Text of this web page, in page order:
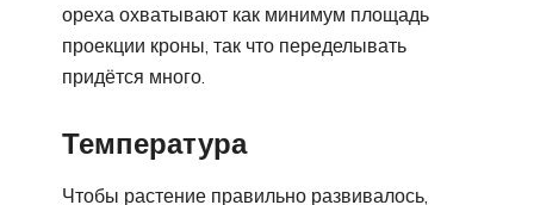
ореха охватывают как минимум площадь
проекции кроны, так что переделывать
придётся много.
Температура
Чтобы растение правильно развивалось,